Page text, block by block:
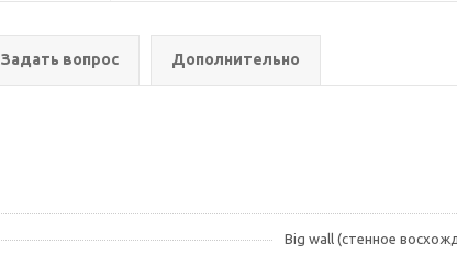
Задать вопрос Дополнительно
Big wall (стенное